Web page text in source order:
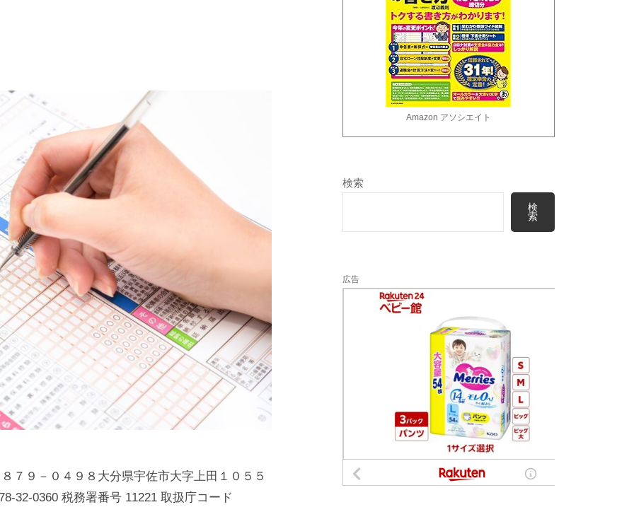
７９－０４９８大分県宇佐市大字上田１０５５
32-0360 税務署番号 11221 取扱庁コード
Amazon アソシエイト
検索
検
索
広告